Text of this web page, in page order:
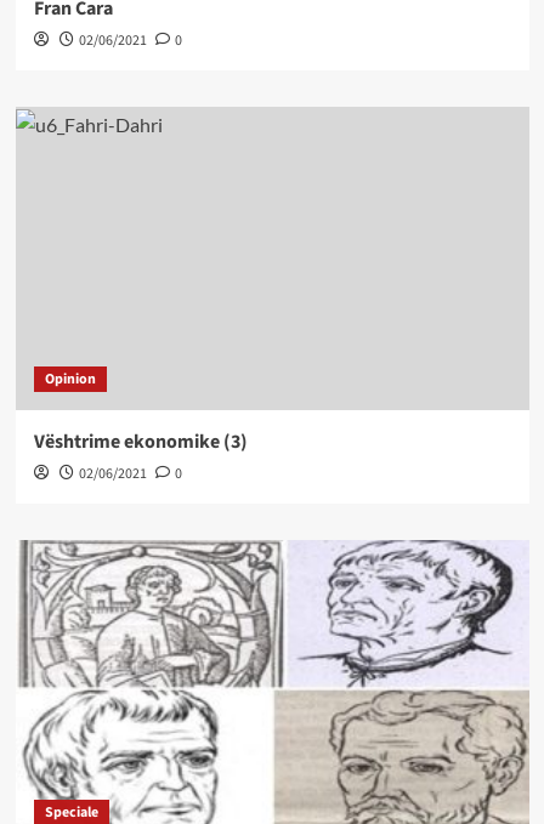
Fran Cara
02/06/2021 0
Opinion
Vështrime ekonomike (3)
02/06/2021 0
Speciale